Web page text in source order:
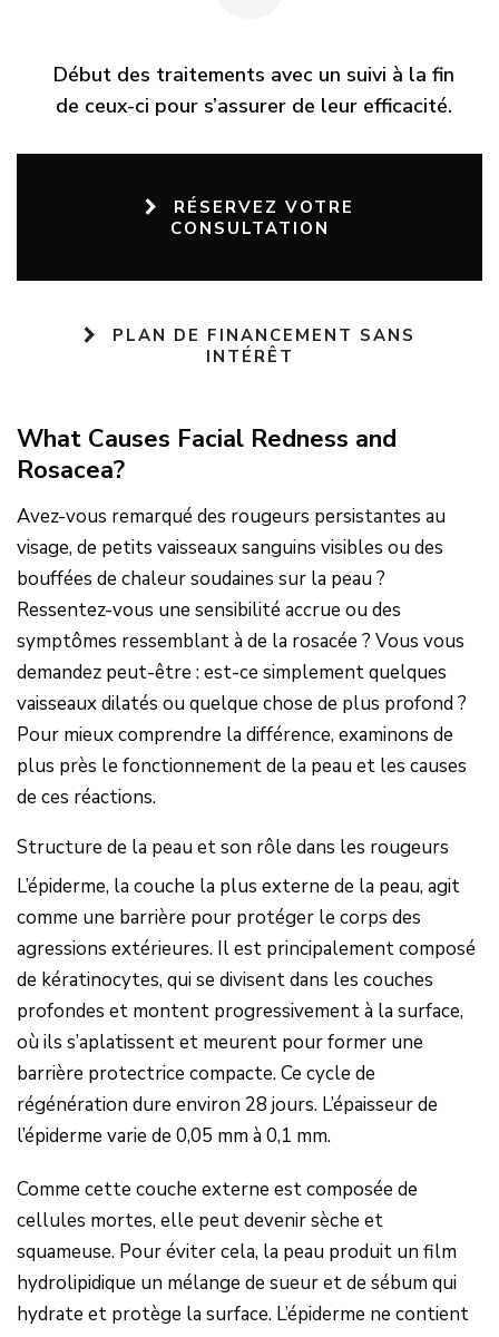
Début des traitements avec un suivi à la fin
de ceux-ci pour s’assurer de leur efficacité.
RÉSERVEZ VOTRE
CONSULTATION
PLAN DE FINANCEMENT SANS
INTÉRÊT
What Causes Facial Redness and
Rosacea?
Avez-vous remarqué des rougeurs persistantes au
visage, de petits vaisseaux sanguins visibles ou des
bouffées de chaleur soudaines sur la peau ?
Ressentez-vous une sensibilité accrue ou des
symptômes ressemblant à de la rosacée ? Vous vous
demandez peut-être : est-ce simplement quelques
vaisseaux dilatés ou quelque chose de plus profond ?
Pour mieux comprendre la différence, examinons de
plus près le fonctionnement de la peau et les causes
de ces réactions.
Structure de la peau et son rôle dans les rougeurs
L’épiderme, la couche la plus externe de la peau, agit
comme une barrière pour protéger le corps des
agressions extérieures. Il est principalement composé
de kératinocytes, qui se divisent dans les couches
profondes et montent progressivement à la surface,
où ils s’aplatissent et meurent pour former une
barrière protectrice compacte. Ce cycle de
régénération dure environ 28 jours. L’épaisseur de
l’épiderme varie de 0,05 mm à 0,1 mm.
Comme cette couche externe est composée de
cellules mortes, elle peut devenir sèche et
squameuse. Pour éviter cela, la peau produit un film
hydrolipidique un mélange de sueur et de sébum qui
hydrate et protège la surface. L’épiderme ne contient